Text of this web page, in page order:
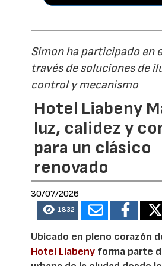
Simon ha participado en
través de soluciones de
control y mecanismo
Hotel Liabeny
luz, calidez y
para un clásico
renovado
30/07/2026
1832
Ubicado en pleno corazón
Hotel Liabeny forma parte